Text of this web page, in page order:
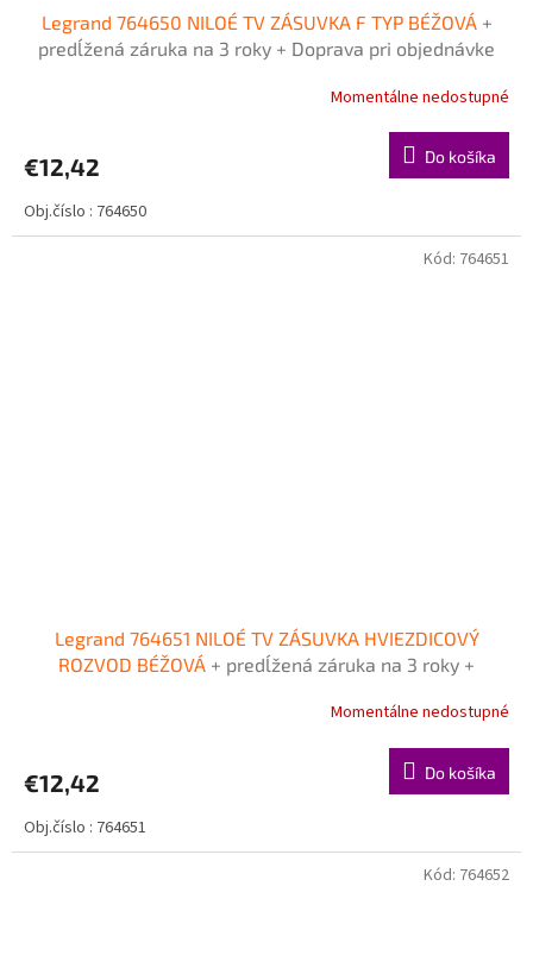
Legrand 764650 NILOÉ TV ZÁSUVKA F TYP BÉŽOVÁ +
predĺžená záruka na 3 roky + Doprava pri objednávke
Momentálne nedostupné
€12,42 Do košíka
Obj.číslo : 764650
Legrand 764651 NILOÉ TV ZÁSUVKA HVIEZDICOVÝ
ROZVOD BÉŽOVÁ + predĺžená záruka na 3 roky +
Momentálne nedostupné
€12,42 Do košíka
Obj.číslo : 764651
Kód: 764651
Kód: 764652